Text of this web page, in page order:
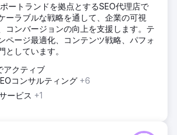
ートランドを拠点とするSEO代理店で
ーラブルな戦略を通して、企業の可視
コンバージョンの向上を支援します。テ
ページ最適化、コンテンツ戦略、パフォ
としています。
アクティブ
コンサルティング +6
ービス +1